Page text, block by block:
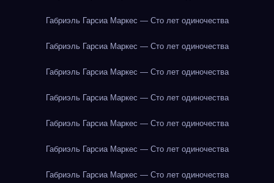
Габриэль Гарсиа Маркес — Сто лет одиночества
Габриэль Гарсиа Маркес — Сто лет одиночества
Габриэль Гарсиа Маркес — Сто лет одиночества
Габриэль Гарсиа Маркес — Сто лет одиночества
Габриэль Гарсиа Маркес — Сто лет одиночества
Габриэль Гарсиа Маркес — Сто лет одиночества
Габриэль Гарсиа Маркес — Сто лет одиночества